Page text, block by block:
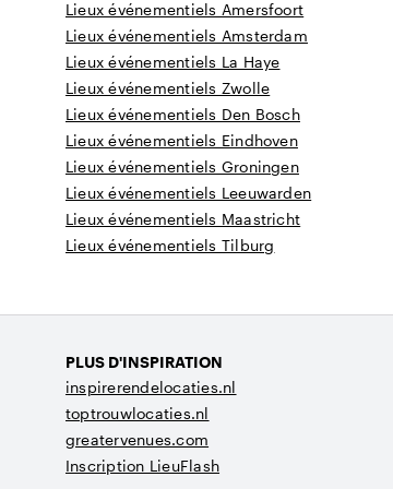
Lieux événementiels Amersfoort
Lieux événementiels Amsterdam
Lieux événementiels La Haye
Lieux événementiels Zwolle
Lieux événementiels Den Bosch
Lieux événementiels Eindhoven
Lieux événementiels Groningen
Lieux événementiels Leeuwarden
Lieux événementiels Maastricht
Lieux événementiels Tilburg
PLUS D'INSPIRATION
inspirerendelocaties.nl
toptrouwlocaties.nl
greatervenues.com
Inscription LieuFlash